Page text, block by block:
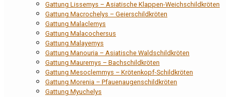
Gattung Lissemys – Asiatische Klappen-Weichschildkröten
Gattung Macrochelys – Geierschildkröten
Gattung Malaclemys
Gattung Malacochersus
Gattung Malayemys
Gattung Manouria – Asiatische Waldschildkröten
Gattung Mauremys – Bachschildkröten
Gattung Mesoclemmys – Krötenkopf-Schildkröten
Gattung Morenia – Pfauenaugenschildkröten
Gattung Myuchelys